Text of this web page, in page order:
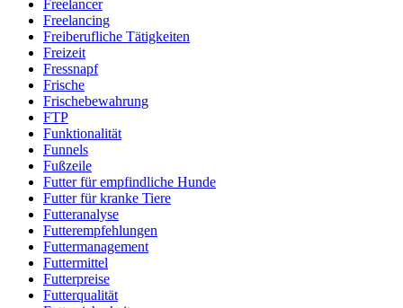
Freelancer
Freelancing
Freiberufliche Tätigkeiten
Freizeit
Fressnapf
Frische
Frischebewahrung
FTP
Funktionalität
Funnels
Fußzeile
Futter für empfindliche Hunde
Futter für kranke Tiere
Futteranalyse
Futterempfehlungen
Futtermanagement
Futtermittel
Futterpreise
Futterqualität